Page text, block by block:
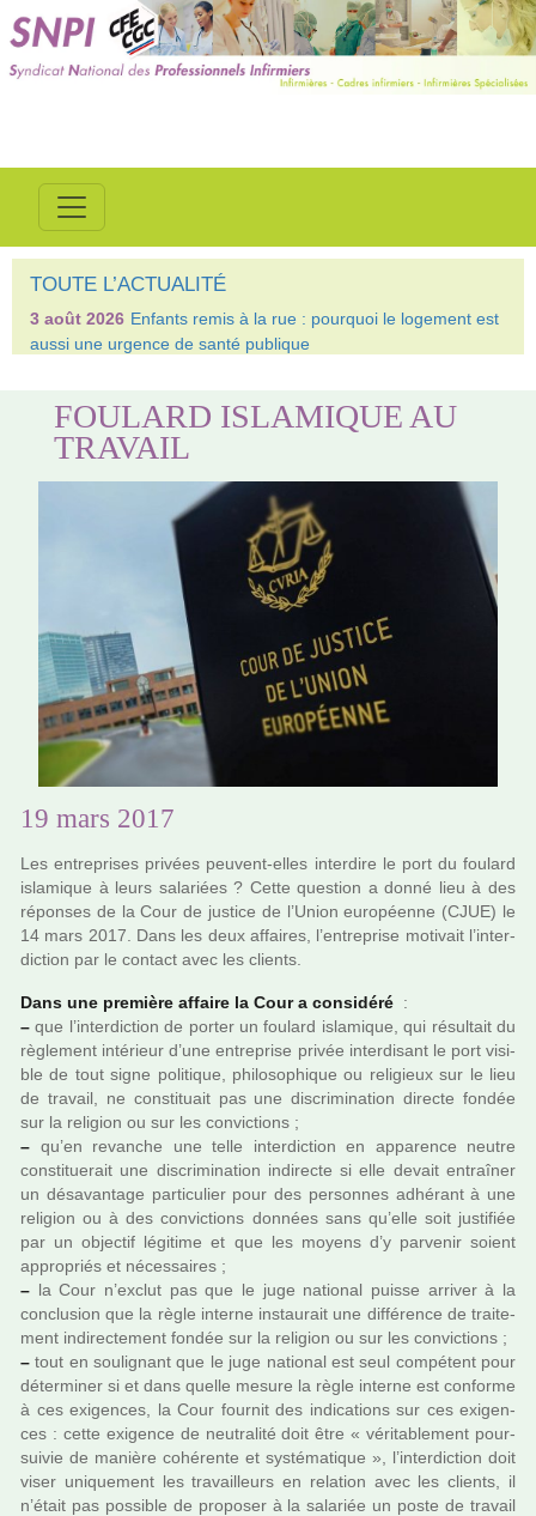
TOUTE L’ACTUALITÉ
3 août 2026 Enfants remis à la rue : pourquoi le logement est
aussi une urgence de santé publique
FOULARD ISLAMIQUE AU
TRAVAIL
19 mars 2017
Les entre­pri­ses pri­vées peu­vent-elles inter­dire le port du fou­lard
isla­mi­que à leurs sala­riées ? Cette ques­tion a donné lieu à des
répon­ses de la Cour de jus­tice de l’Union euro­péenne (CJUE) le
14 mars 2017. Dans les deux affai­res, l’entre­prise moti­vait l’inter­
dic­tion par le contact avec les clients.
Dans une pre­mière affaire la Cour a consi­déré :
– que l’inter­dic­tion de porter un fou­lard isla­mi­que, qui résul­tait du
règle­ment inté­rieur d’une entre­prise privée inter­di­sant le port visi­
ble de tout signe poli­ti­que, phi­lo­so­phi­que ou reli­gieux sur le lieu
de tra­vail, ne cons­ti­tuait pas une dis­cri­mi­na­tion directe fondée
sur la reli­gion ou sur les convic­tions ;
– qu’en revan­che une telle inter­dic­tion en appa­rence neutre
cons­ti­tue­rait une dis­cri­mi­na­tion indi­recte si elle devait entraî­ner
un désa­van­tage par­ti­cu­lier pour des per­son­nes adhé­rant à une
reli­gion ou à des convic­tions don­nées sans qu’elle soit jus­ti­fiée
par un objec­tif légi­time et que les moyens d’y par­ve­nir soient
appro­priés et néces­sai­res ;
– la Cour n’exclut pas que le juge natio­nal puisse arri­ver à la
conclu­sion que la règle interne ins­tau­rait une dif­fé­rence de trai­te­
ment indi­rec­te­ment fondée sur la reli­gion ou sur les convic­tions ;
– tout en sou­li­gnant que le juge natio­nal est seul com­pé­tent pour
déter­mi­ner si et dans quelle mesure la règle interne est conforme
à ces exi­gen­ces, la Cour four­nit des indi­ca­tions sur ces exi­gen­
ces : cette exi­gence de neu­tra­lité doit être « véri­ta­ble­ment pour­
sui­vie de manière cohé­rente et sys­té­ma­ti­que », l’inter­dic­tion doit
viser uni­que­ment les tra­vailleurs en rela­tion avec les clients, il
n’était pas pos­si­ble de pro­po­ser à la sala­riée un poste de tra­vail